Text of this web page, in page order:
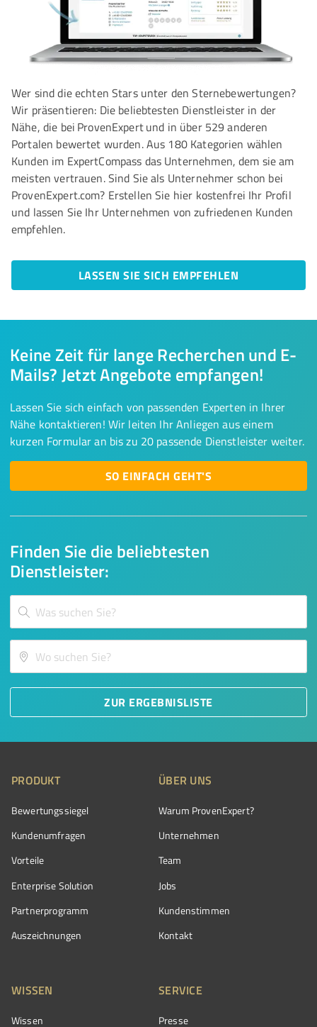
Wer sind die echten Stars unter den Sternebewertungen?
Wir präsentieren: Die beliebtesten Dienstleister in der
Nähe, die bei ProvenExpert und in über 529 anderen
Portalen bewertet wurden. Aus 180 Kategorien wählen
Kunden im ExpertCompass das Unternehmen, dem sie am
meisten vertrauen. Sind Sie als Unternehmer schon bei
ProvenExpert.com? Erstellen Sie hier kostenfrei Ihr Profil
und lassen Sie Ihr Unternehmen von zufriedenen Kunden
empfehlen.
LASSEN SIE SICH EMPFEHLEN
Finden Sie die beliebtesten
Dienstleister:
ZUR ERGEBNISLISTE
Keine Zeit für lange Recherchen und E-
Mails? Jetzt Angebote empfangen!
Lassen Sie sich einfach von passenden Experten in Ihrer
Nähe kontaktieren! Wir leiten Ihr Anliegen aus einem
kurzen Formular an bis zu 20 passende Dienstleister weiter.
SO EINFACH GEHT'S
PRODUKT
Bewertungssiegel
Kundenumfragen
Vorteile
Enterprise Solution
Partnerprogramm
Auszeichnungen
ÜBER UNS
Warum ProvenExpert?
Unternehmen
Team
Jobs
Kundenstimmen
Kontakt
WISSEN
Wissen
SERVICE
Presse